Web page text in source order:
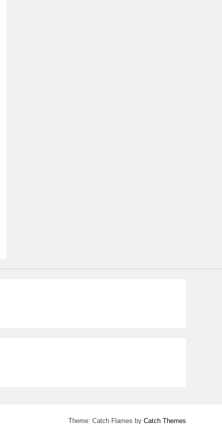
Theme: Catch Flames by Catch Themes